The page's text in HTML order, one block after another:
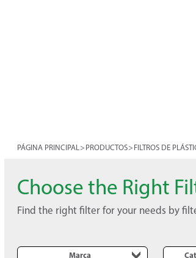
PÁGINA PRINCIPAL> PRODUCTOS> FILTROS DE
Choose the Right
Find the right filter for your needs by
Marca